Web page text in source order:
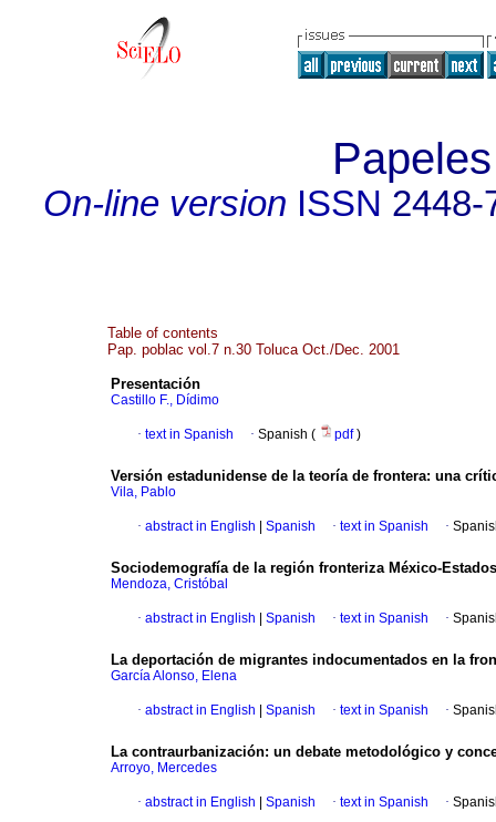
On-line version ISSN 2448-
Table of contents
Pap. poblac vol.7 n.30 Toluca Oct./Dec. 2001
Presentación
Castillo F., Dídimo
· text in Spanish · Spanish ( pdf)
Versión estadunidense de la teoría de frontera: una
Vila, Pablo
· abstract in English Spanish · text in Spanish ·
Sociodemografía de la región fronteriza México-
Mendoza, Cristóbal
· abstract in English Spanish · text in Spanish ·
La deportación de migrantes indocumentados en la
García Alonso, Elena
· abstract in English Spanish · text in Spanish ·
La contraurbanización: un debate metodológico y
Arroyo, Mercedes
· abstract in English Spanish · text in Spanish ·